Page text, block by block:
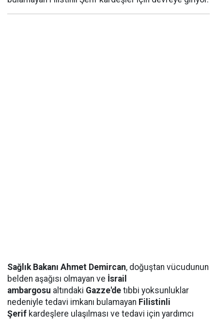
Sağlık Bakanı Ahmet Demircan, doğuştan vücudunun
belden aşağısı olmayan ve İsrail
ambargosu altındaki Gazze'de tıbbi yoksunluklar
nedeniyle tedavi imkanı bulamayan Filistinli
Şerif kardeşlere ulaşılması ve tedavi için yardımcı